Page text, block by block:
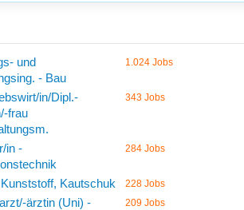
und
- Bau
1.024 Jobs
in/Dipl.-
frau
343 Jobs
in -
284 Jobs
Kautschuk 228 Jobs
ärztin (Uni) -
209 Jobs